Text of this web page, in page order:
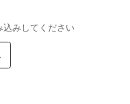
込みしてください